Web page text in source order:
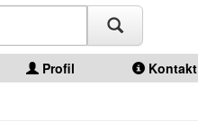
Profil Kontakt